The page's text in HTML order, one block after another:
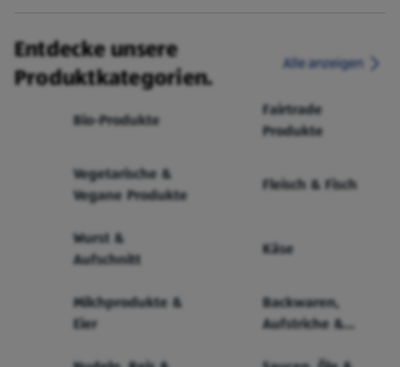
Entdecke unsere
Produktkategorien.
Alle anzeigen
Bio-Produkte
Fairtrade
Produkte
Vegetarische &
Vegane Produkte
Fleisch & Fisch
Wurst &
Aufschnitt
Käse
Milchprodukte &
Eier
Backwaren,
Aufstriche &